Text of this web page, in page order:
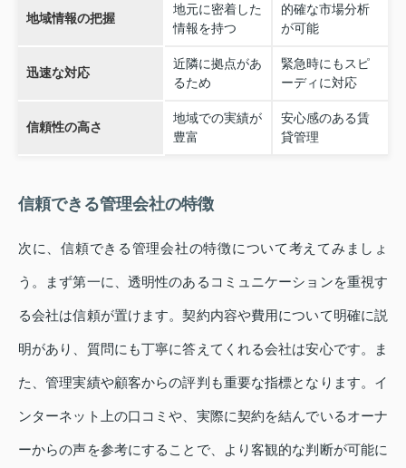
地域情報の把握
地元に密着した
情報を持つ
的確な市場分析
が可能
迅速な対応
近隣に拠点があ
るため
緊急時にもスピ
ーディに対応
信頼性の高さ
地域での実績が
豊富
安心感のある賃
貸管理
信頼できる管理会社の特徴
次に、信頼できる管理会社の特徴について考えてみましょ
う。まず第一に、透明性のあるコミュニケーションを重視す
る会社は信頼が置けます。契約内容や費用について明確に説
明があり、質問にも丁寧に答えてくれる会社は安心です。ま
た、管理実績や顧客からの評判も重要な指標となります。イ
ンターネット上の口コミや、実際に契約を結んでいるオーナ
ーからの声を参考にすることで、より客観的な判断が可能に